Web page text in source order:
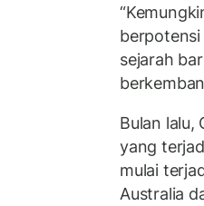
sejarah
Bulan lalu,
yang
mulai
Australia